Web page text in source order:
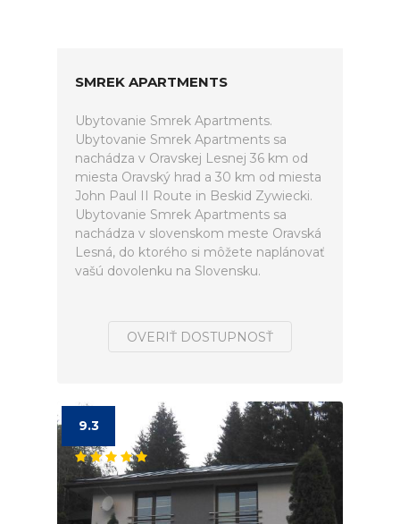
SMREK APARTMENTS
Ubytovanie Smrek Apartments.
Ubytovanie Smrek Apartments sa
nachádza v Oravskej Lesnej 36 km od
miesta Oravský hrad a 30 km od miesta
John Paul II Route in Beskid Zywiecki.
Ubytovanie Smrek Apartments sa
nachádza v slovenskom meste Oravská
Lesná, do ktorého si môžete naplánovať
vašú dovolenku na Slovensku.
OVERIŤ DOSTUPNOSŤ
9.3